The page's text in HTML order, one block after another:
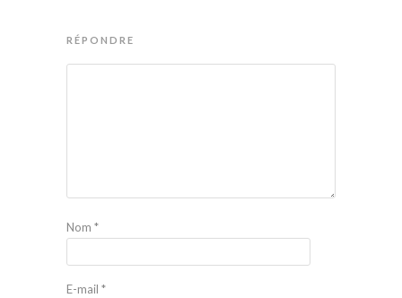
RÉPONDRE
Nom *
E-mail *